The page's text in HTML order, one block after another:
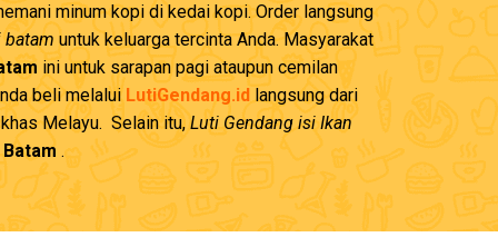
minum kopi di kedai kopi. Order langsung
batam untuk keluarga tercinta Anda. Masyarakat
ini untuk sarapan pagi ataupun cemilan
beli melalui LutiGendang.id langsung dari
Melayu. Selain itu,Luti Gendang isi Ikan
.